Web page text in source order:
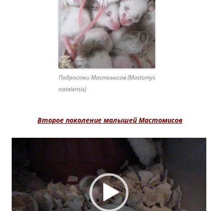
Подростки Мастомисов (Mastomys
natalensis)
Второе поколение малышей Мастомисов